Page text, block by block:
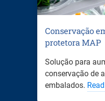
Conservação
protetora MAP
Solução para
conservação de
embalados.